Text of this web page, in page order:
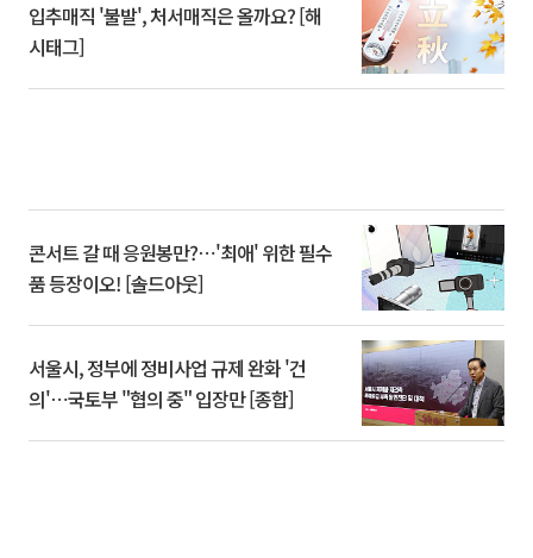
입추매직 '불발', 처서매직은 올까요? [해
시태그]
콘서트 갈 때 응원봉만?⋯'최애' 위한 필수
품 등장이오! [솔드아웃]
서울시, 정부에 정비사업 규제 완화 '건
의'⋯국토부 "협의 중" 입장만 [종합]